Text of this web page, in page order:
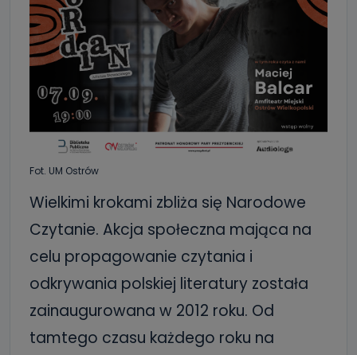
Fot. UM Ostrów
Wielkimi krokami zbliża się Narodowe
Czytanie. Akcja społeczna mająca na
celu propagowanie czytania i
odkrywania polskiej literatury została
zainaugurowana w 2012 roku. Od
tamtego czasu każdego roku na